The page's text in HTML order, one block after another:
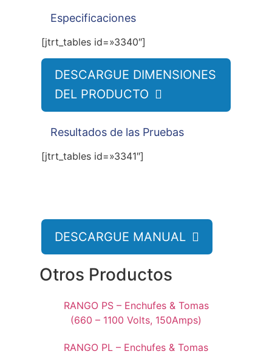
Especificaciones
[jtrt_tables id=»3340″]
DESCARGUE DIMENSIONES
DEL PRODUCTO 
Resultados de las Pruebas
[jtrt_tables id=»3341″]
DESCARGUE MANUAL 
Otros Productos
RANGO PS – Enchufes & Tomas
(660 – 1100 Volts, 150Amps)
RANGO PL – Enchufes & Tomas